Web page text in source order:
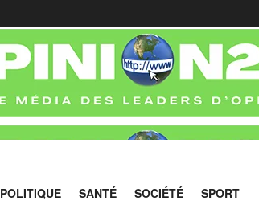
POLITIQUE SANTÉ SOCIÉTÉ SPORT